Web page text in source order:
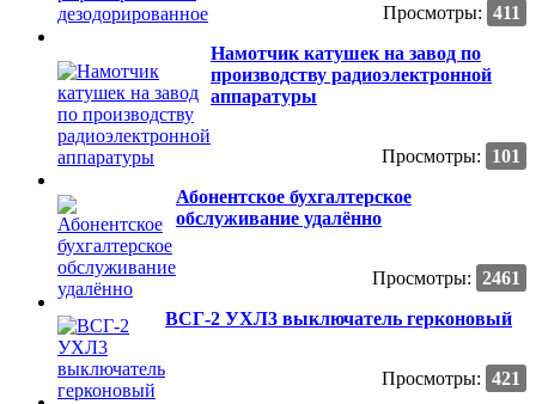
Просмотры: 411
Намотчик катушек на завод по
производству радиоэлектронной
аппаратуры
Просмотры:
101
Абонентское бухгалтерское
обслуживание удалённо
Просмотры: 2461
ВСГ-2 УХЛ3 выключатель герконовый
Просмотры: 421